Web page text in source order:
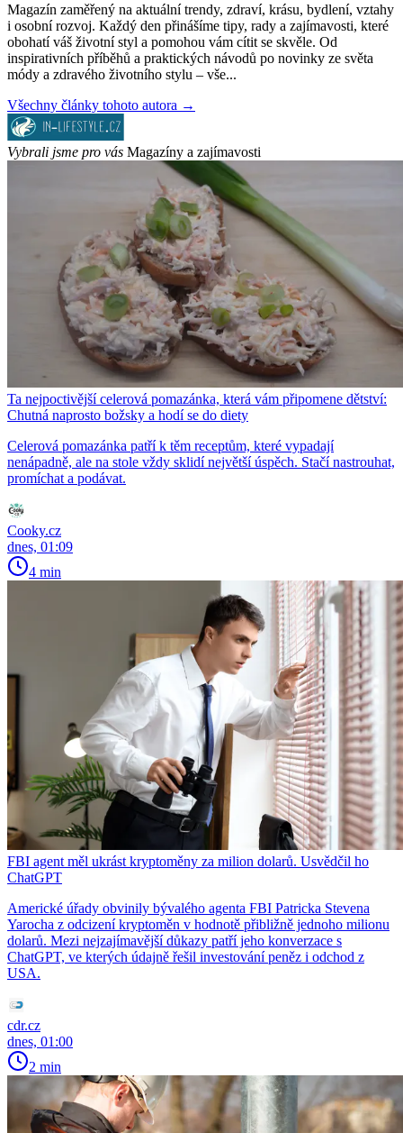
Magazín zaměřený na aktuální trendy, zdraví, krásu, bydlení, vztahy
i osobní rozvoj. Každý den přinášíme tipy, rady a zajímavosti, které
obohatí váš životní styl a pomohou vám cítit se skvěle. Od
inspirativních příběhů a praktických návodů po novinky ze světa
módy a zdravého životního stylu – vše...
Všechny články tohoto autora →
Vybrali jsme pro vás Magazíny a zajímavosti
Ta nejpoctivější celerová pomazánka, která vám připomene dětství:
Chutná naprosto božsky a hodí se do diety
Celerová pomazánka patří k těm receptům, které vypadají
nenápadně, ale na stole vždy sklidí největší úspěch. Stačí nastrouhat,
promíchat a podávat.
Cooky.cz
dnes, 01:09
4 min
FBI agent měl ukrást kryptoměny za milion dolarů. Usvědčil ho
ChatGPT
Americké úřady obvinily bývalého agenta FBI Patricka Stevena
Yarocha z odcizení kryptoměn v hodnotě přibližně jednoho milionu
dolarů. Mezi nejzajímavější důkazy patří jeho konverzace s
ChatGPT, ve kterých údajně řešil investování peněz i odchod z
USA.
cdr.cz
dnes, 01:00
2 min